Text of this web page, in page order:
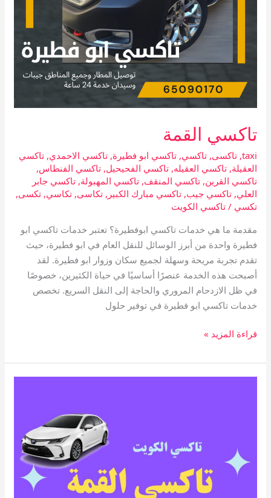
تاكسي القمة
taxi
,تاكسى,تاكسي,تاكسي ابو فطيرة,تاكسي الاحمدي,تاكسي
العقيلة,تاكسي العقيله,تاكسي الفحيحيل,تاكسي الفنطاس,
تاكسي القرين,تاكسي المنقف,تاكسي المهبولة,تاكسي جابر
العلي,تاكسي جيب,تاكسي مبارك الكبير ,تكاسى,تكاسي,تكسى,
تكسي /تاكسي الكويت
مقدمة ما هي خدمات تاكسي ابوفطيرة؟ تعتبر خدمات تاكسي ابو
فطيرة واحدة من أبرز الوسائل للنقل العام في ابو فطيرة، حيث
تقدم تجربة مريحة وسهلة لجميع سكان وزوار ابو فطيرة. لقد
أصبحت هذه الخدمة عنصرًا أساسيًا في حياة الكثيرين، خصوصًا
في ظل الازدحام المروري والحاجة إلى النقل السريع. تخصص
خدمات تاكسي ابو فطيرة في توفير حلول
قراءة المزيد »